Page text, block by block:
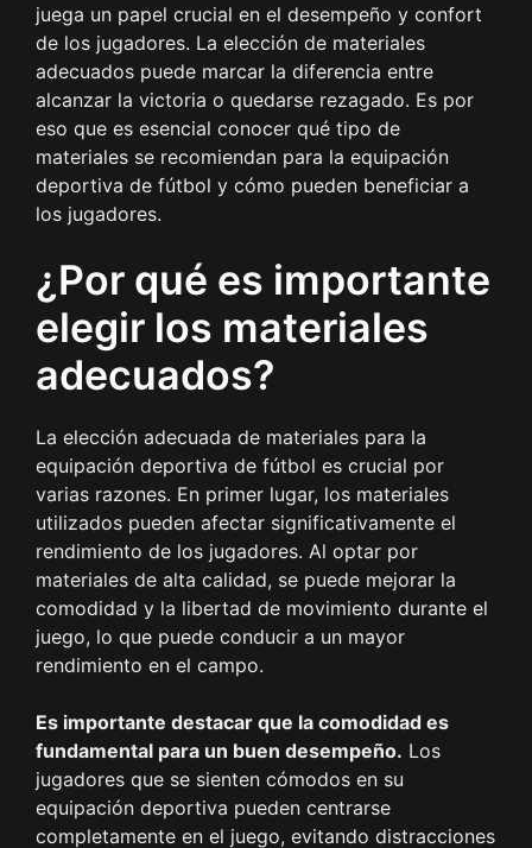
juega un papel crucial en el desempeño y confort
de los jugadores. La elección de materiales
adecuados puede marcar la diferencia entre
alcanzar la victoria o quedarse rezagado. Es por
eso que es esencial conocer qué tipo de
materiales se recomiendan para la equipación
deportiva de fútbol y cómo pueden beneficiar a
los jugadores.
¿Por qué es importante
elegir los materiales
adecuados?
La elección adecuada de materiales para la
equipación deportiva de fútbol es crucial por
varias razones. En primer lugar, los materiales
utilizados pueden afectar significativamente el
rendimiento de los jugadores. Al optar por
materiales de alta calidad, se puede mejorar la
comodidad y la libertad de movimiento durante el
juego, lo que puede conducir a un mayor
rendimiento en el campo.
Es importante destacar que la comodidad es
fundamental para un buen desempeño. Los
jugadores que se sienten cómodos en su
equipación deportiva pueden centrarse
completamente en el juego, evitando distracciones